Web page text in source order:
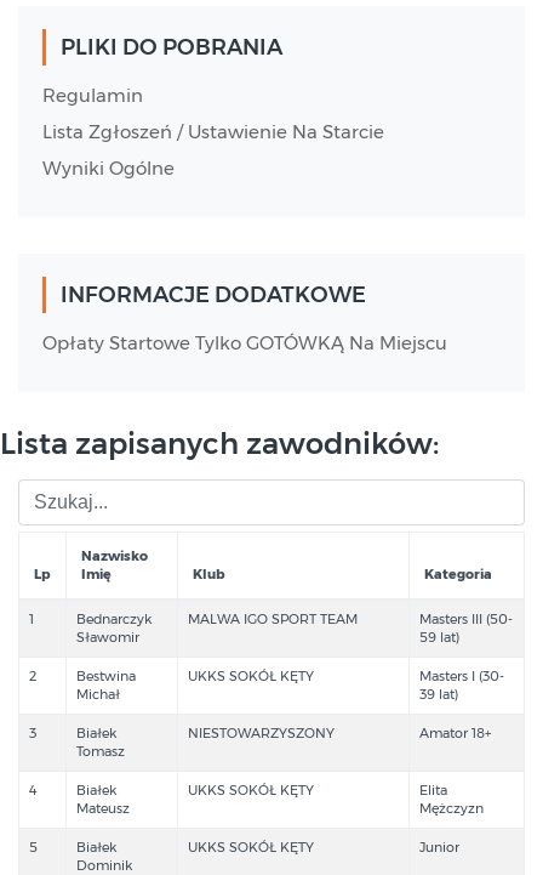
PLIKI DO POBRANIA
Regulamin
Lista Zgłoszeń / Ustawienie Na Starcie
Wyniki Ogólne
INFORMACJE DODATKOWE
Opłaty Startowe Tylko GOTÓWKĄ Na Miejscu
Lista zapisanych zawodników:
Lp
Nazwisko
Imię
Klub Kategoria
1
Bednarczyk
Sławomir
MALWA IGO SPORT TEAM
Masters III (50-
59 lat)
2
Bestwina
Michał
UKKS SOKÓŁ KĘTY
Masters I (30-
39 lat)
3
Białek
Tomasz
NIESTOWARZYSZONY Amator 18+
4
Białek
Mateusz
UKKS SOKÓŁ KĘTY
Elita
Mężczyzn
5
Białek
Dominik
UKKS SOKÓŁ KĘTY Junior